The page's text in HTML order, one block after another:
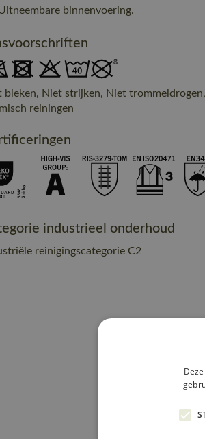
binnenvoering.
bleken, Niet strijken, Niet
reiningen
industrieel onderhoud
reinigingscategorie C2